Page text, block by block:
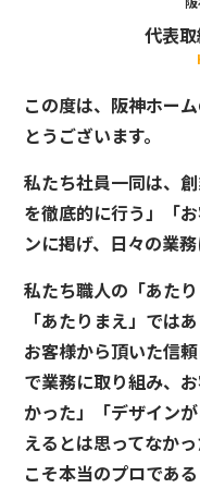
代表
この度は、阪神ホー
とうございます。
私たち社員一同は、
を徹底的に行う」「
ンに掲げ、日々の業務
私たち職人の「あた
「あたりまえ」では
お客様から頂いた信
で業務に取り組み、
かった」「デザイン
えるとは思ってなか
こそ本当のプロである